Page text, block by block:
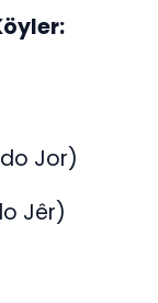
Jor)
Jêr)